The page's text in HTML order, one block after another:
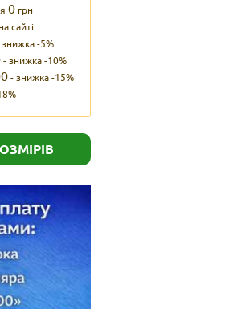
0 грн
сайті
-5%
- знижка -10%
- знижка -15%